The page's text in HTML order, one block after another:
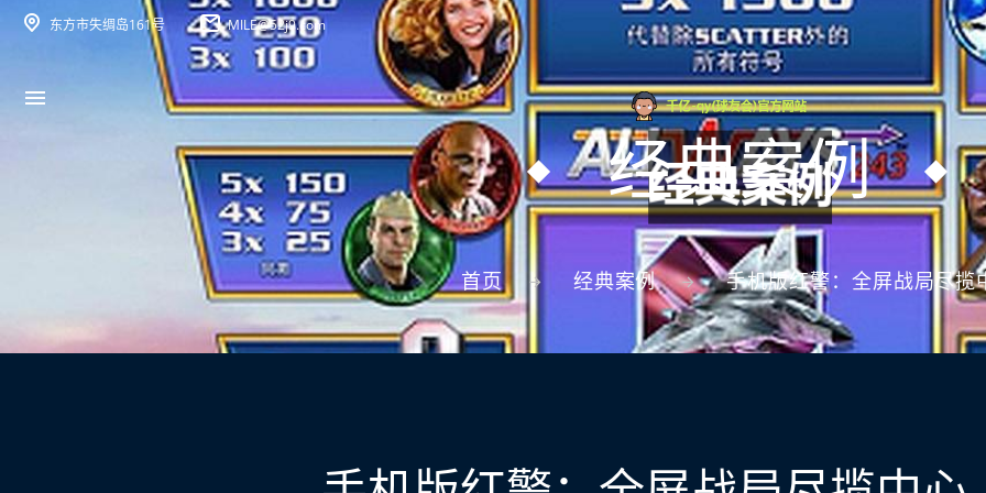
东方市失绸岛161号 MILE@52j9.com
经典案例
首页 经典案例 手机版红警：全屏战局尽揽